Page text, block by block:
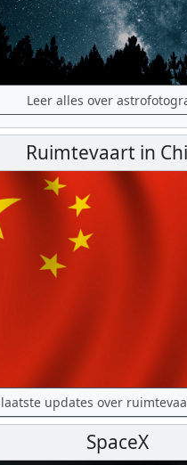
Leer alles over
Ruimtevaart in
laatste updates over
SpaceX